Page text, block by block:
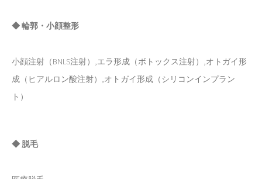
◆ 輪郭・小顔整形
小顔注射（BNLS注射）,エラ形成（ボトックス注射）,オトガイ形
成（ヒアルロン酸注射）,オトガイ形成（シリコンインプラン
ト）
◆ 脱毛